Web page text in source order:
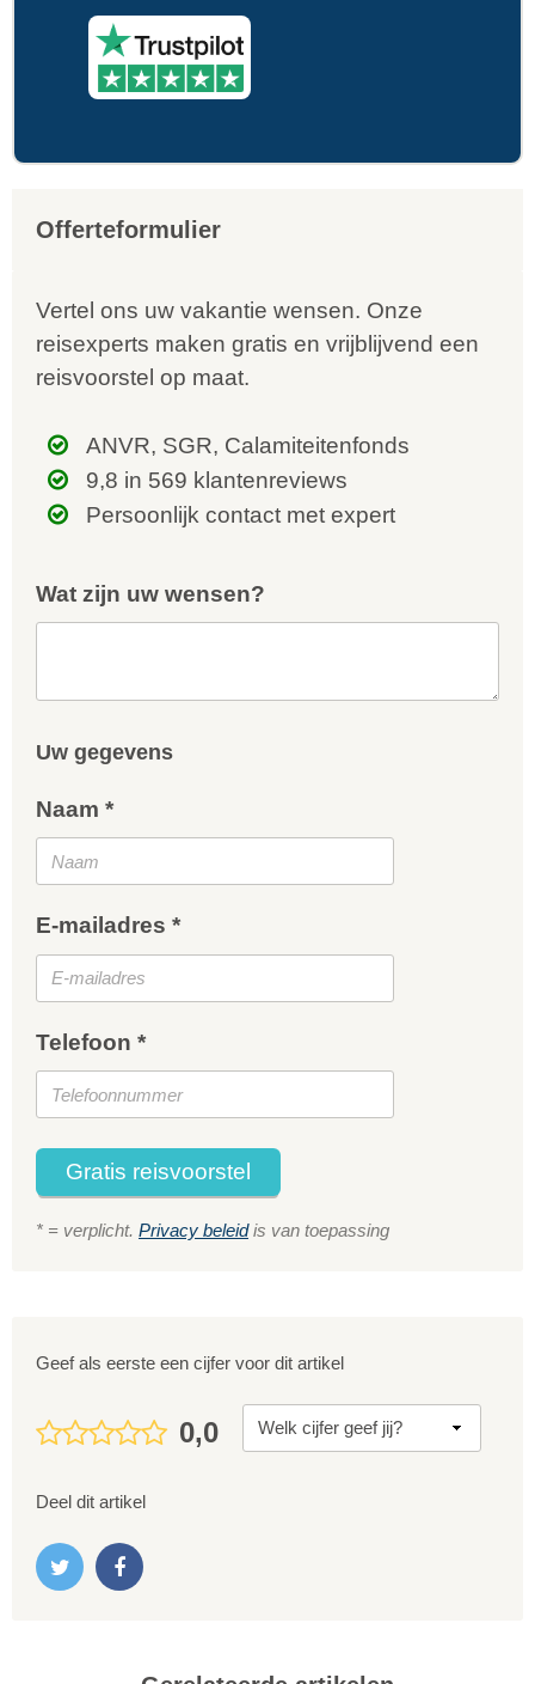
Offerteformulier
Vertel ons uw vakantie wensen. Onze
reisexperts maken gratis en vrijblijvend een
reisvoorstel op maat.
ANVR, SGR, Calamiteitenfonds
9,8 in 569 klantenreviews
Persoonlijk contact met expert
Wat zijn uw wensen?
Uw gegevens
Naam *
E-mailadres *
Telefoon *
Gratis reisvoorstel
* = verplicht. Privacy beleidis van toepassing
Geef als eerste een cijfer voor dit artikel
0,0
Deel dit artikel